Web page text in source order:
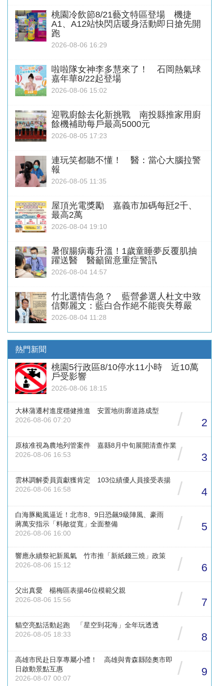
桃園冷飲節8/21藝文特區登場 機捷
A1、A12站快閃店暖身活動即日搶先開
跑
2026-08-06 16:29
啦啦隊女神李多慧來了！ 石岡熱氣球
嘉年華8/22起登場
2026-08-06 15:02
迎戰廚餘去化新挑戰 南投縣推家用廚
餘機補助每戶最高5000元
2026-08-05 17:23
連玩笑都聽不懂！ 醫：當心大腦拉警
報
2026-08-05 11:35
屋頂光電獎勵 嘉義市加碼每瓩2千、
最高2萬
2026-08-04 19:10
暑假腸病毒升溫！1歲童睡夢反覆肌抽
躍送醫 醫籲留意重症警訊
2026-08-04 14:57
竹北選情告急？ 藍營參選人杜文中致
信鄭麗文：藍白合作絕不能喪失尊嚴
2026-08-04 11:28
熱門新聞
桃園5行政區8/10停水11小時 近10萬
戶受影響
2026-08-06 18:15
大林蒲遷村進度穩健推進 安置地街廓道路成型
2026-08-06 07:20
/ 2
原核准視為農地列管案件 嘉縣8月中旬展開清查作業
2026-08-06 16:53
/ 3
雲林調解委員貢獻獲肯定 103位績優人員接受表揚
2026-08-06 16:58
/ 4
白海豚颱風逼近！北市8、9日恐飆9級陣風、豪雨
蔣萬安指示「料敵從寬」全面整備
2026-08-06 16:00
/ 5
響應永續祭祀新風氣 竹市推「新紙錢三燒」政策
2026-08-06 15:12
/ 6
父出真愛 楊梅區表揚46位模範父親
2026-08-06 15:56
/ 7
貓空亮點活動起跑 「星空到花海」全年玩透透
2026-08-05 18:33
/ 8
高雄市民赴日享專屬小禮！ 高雄與青森縣陸奧市即
日啟動景點互惠
2026-08-07 00:07
/ 9